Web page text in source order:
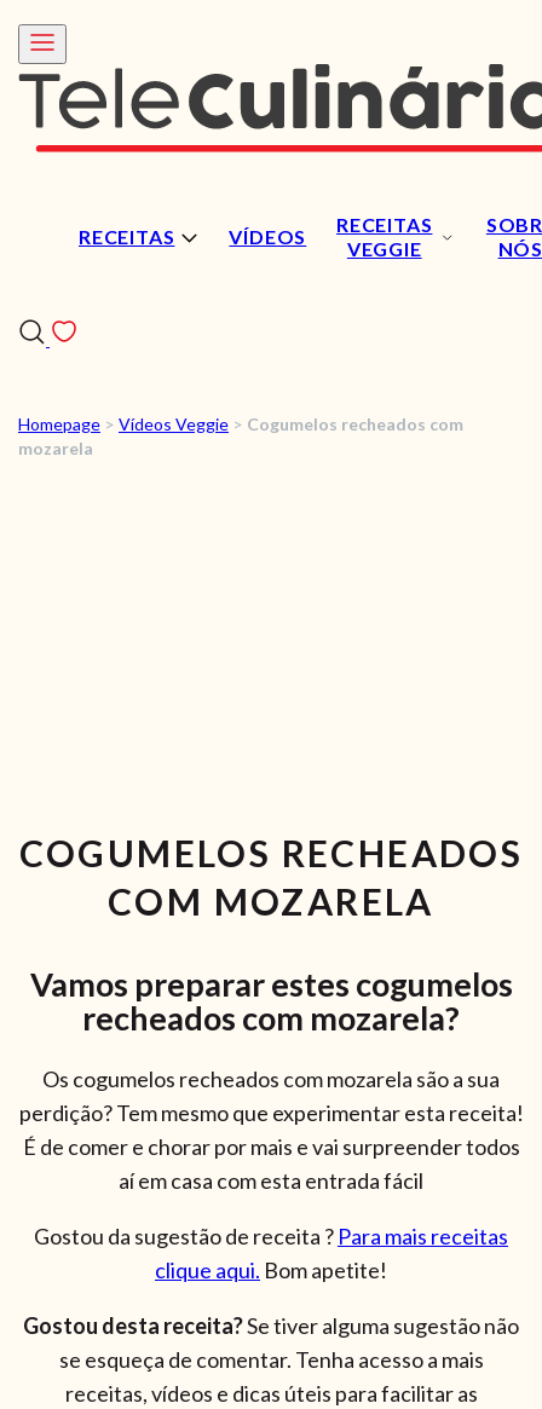
RECEITAS VÍDEOS
RECEITAS
VEGGIE
NÓS
RECEITAS
Homepage > Vídeos Veggie > Cogumelos recheados com
mozarela
COGUMELOS RECHEADOS
COM MOZARELA
Vamos preparar estes cogumelos
recheados com mozarela?
Os cogumelos recheados com mozarela são a sua
perdição? Tem mesmo que experimentar esta receita!
É de comer e chorar por mais e vai surpreender todos
aí em casa com esta entrada fácil
Gostou da sugestão de receita ? Para mais receitas
clique aqui. Bom apetite!
Gostou desta receita?Se tiver alguma sugestão não
se esqueça de comentar. Tenha acesso a mais
receitas, vídeos e dicas úteis para facilitar as